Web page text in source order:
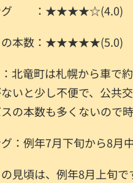
グ ：★★★★☆(4.0)
の本数：★★★★★(5.0)
北竜町は札幌から車で
いと少し不便で、公共
の本数も多くないので
：例年7月下旬から8月
見頃は、例年8月上旬